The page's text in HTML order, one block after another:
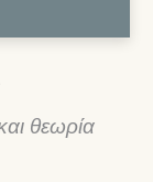
θεωρία